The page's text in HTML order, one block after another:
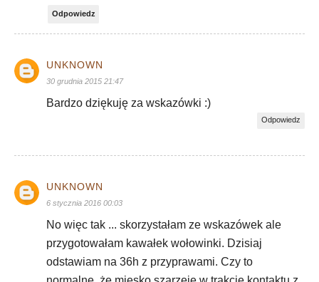
Odpowiedz
UNKNOWN
30 grudnia 2015 21:47
Bardzo dziękuję za wskazówki :)
Odpowiedz
UNKNOWN
6 stycznia 2016 00:03
No więc tak ... skorzystałam ze wskazówek ale
przygotowałam kawałek wołowinki. Dzisiaj
odstawiam na 36h z przyprawami. Czy to